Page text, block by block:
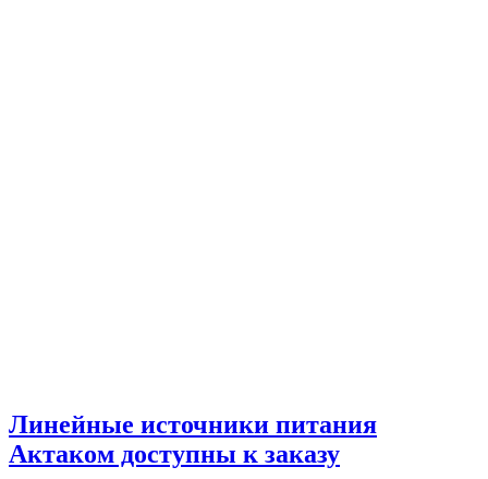
Линейные источники питания
Актаком доступны к заказу